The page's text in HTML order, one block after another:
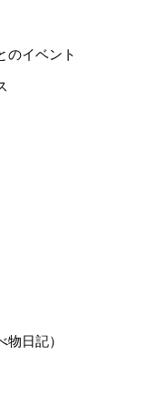
のイベント
日記）